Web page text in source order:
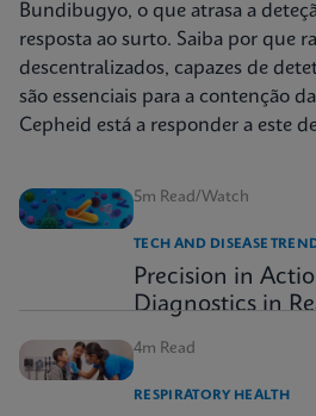
Bundibugyo, o que atrasa a
resposta ao surto. Saiba por que
descentralizados, capazes de
são essenciais para a contenção
Cepheid está a responder a este
5m Read/Watch
TECH AND DISEASE
Precision in
Diagnostics in
4m Read
RESPIRATORY HEALTH